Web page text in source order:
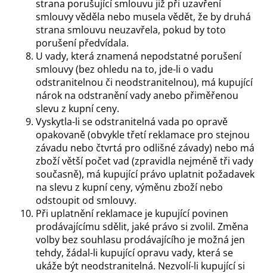
strana porušující smlouvu již při uzavření
smlouvy věděla nebo musela vědět, že by druhá
strana smlouvu neuzavřela, pokud by toto
porušení předvídala.
U vady, která znamená nepodstatné porušení
smlouvy (bez ohledu na to, jde-li o vadu
odstranitelnou či neodstranitelnou), má kupující
nárok na odstranění vady anebo přiměřenou
slevu z kupní ceny.
Vyskytla-li se odstranitelná vada po opravě
opakovaně (obvykle třetí reklamace pro stejnou
závadu nebo čtvrtá pro odlišné závady) nebo má
zboží větší počet vad (zpravidla nejméně tři vady
současně), má kupující právo uplatnit požadavek
na slevu z kupní ceny, výměnu zboží nebo
odstoupit od smlouvy.
Při uplatnění reklamace je kupující povinen
prodávajícímu sdělit, jaké právo si zvolil. Změna
volby bez souhlasu prodávajícího je možná jen
tehdy, žádal-li kupující opravu vady, která se
ukáže být neodstranitelná. Nezvolí-li kupující si